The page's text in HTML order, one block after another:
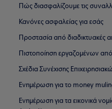
Πώς διασφαλίζουμε τις
Κανόνες ασφαλείας για εσάς
Προστασία από διαδικτυακές
Πιστοποίηση εργαζομένων από
Σχέδια Συνέχισης
Ενημέρωση για το money
Ενημέρωση για τα εικονικά